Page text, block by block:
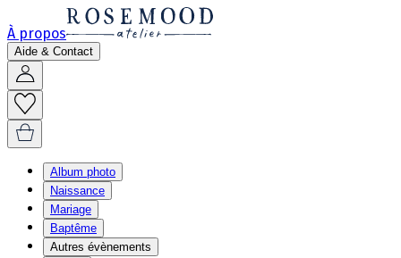
À propos
Aide & Contact
Album photo
Naissance
Mariage
Baptême
Autres évènements